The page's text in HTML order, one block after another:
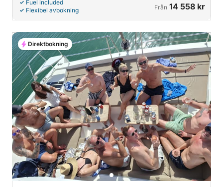
Fuel included
Flexibel avbokning
Från 14 558 kr
Direktbokning